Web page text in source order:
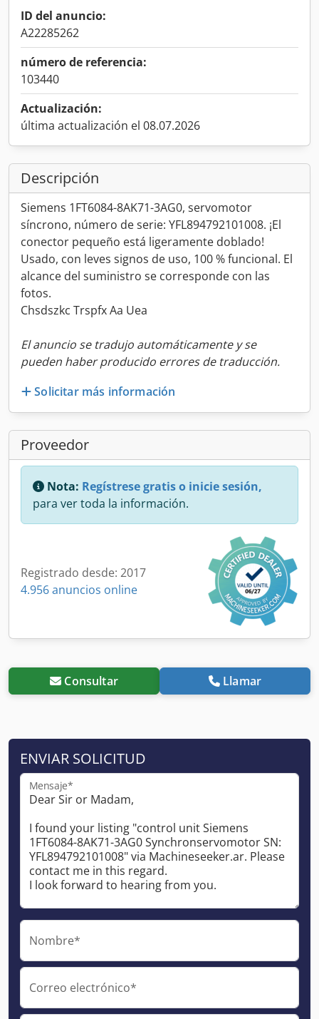
ID del anuncio:
A22285262
número de referencia:
103440
Actualización:
última actualización el 08.07.2026
Descripción
Siemens 1FT6084-8AK71-3AG0, servomotor
síncrono, número de serie: YFL894792101008. ¡El
conector pequeño está ligeramente doblado!
Usado, con leves signos de uso, 100 % funcional. El
alcance del suministro se corresponde con las
fotos.
Chsdszkc Trspfx Aa Uea
El anuncio se tradujo automáticamente y se
pueden haber producido errores de traducción.
Solicitar más información
Proveedor
Nota: Regístrese gratis o inicie sesión,
para ver toda la información.
Registrado desde: 2017
4.956 anuncios online
Consultar Llamar
ENVIAR SOLICITUD
Mensaje*
Nombre*
Correo electrónico*